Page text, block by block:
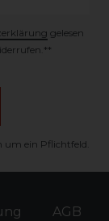
gelesen
um ein Pflichtfeld.
AGB